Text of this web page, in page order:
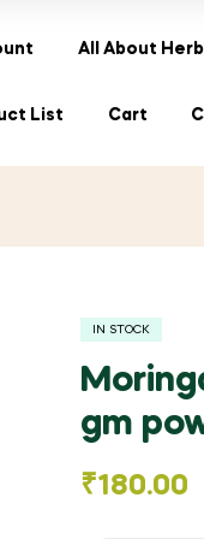
All About
List Cart
IN STOCK
gm
₹180.00